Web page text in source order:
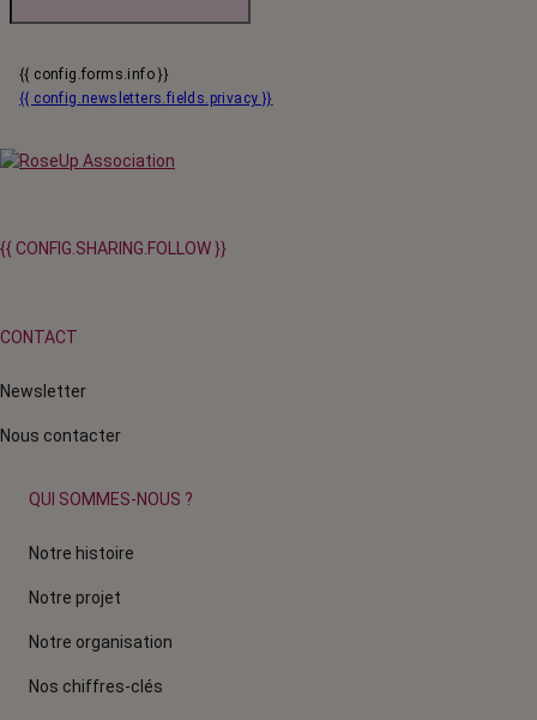
{{ config.forms.info }}
{{ config.newsletters.fields.privacy }}
{{ CONFIG.SHARING.FOLLOW }}
CONTACT
Newsletter
Nous contacter
QUI SOMMES-NOUS ?
Notre histoire
Notre projet
Notre organisation
Nos chiffres-clés